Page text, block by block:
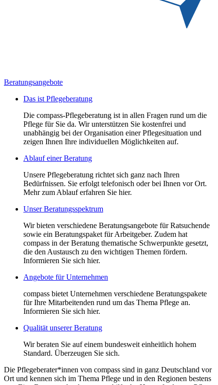
Beratungsangebote
Das ist Pflegeberatung
Die compass-Pflegeberatung ist in allen Fragen rund um die
Pflege für Sie da. Wir unterstützen Sie kostenfrei und
unabhängig bei der Organisation einer Pflegesituation und
zeigen Ihnen Ihre individuellen Möglichkeiten auf.
Ablauf einer Beratung
Unsere Pflegeberatung richtet sich ganz nach Ihren
Bedürfnissen. Sie erfolgt telefonisch oder bei Ihnen vor Ort.
Mehr zum Ablauf erfahren Sie hier.
Unser Beratungsspektrum
Wir bieten verschiedene Beratungsangebote für Ratsuchende
sowie ein Beratungspaket für Arbeitgeber. Zudem hat
compass in der Beratung thematische Schwerpunkte gesetzt,
die den Austausch zu den wichtigen Themen fördern.
Informieren Sie sich hier.
Angebote für Unternehmen
compass bietet Unternehmen verschiedene Beratungspakete
für Ihre Mitarbeitenden rund um das Thema Pflege an.
Informieren Sie sich hier.
Qualität unserer Beratung
Wir beraten Sie auf einem bundesweit einheitlich hohem
Standard. Überzeugen Sie sich.
Die Pflegeberater*innen von compass sind in ganz Deutschland vor
Ort und kennen sich im Thema Pflege und in den Regionen bestens